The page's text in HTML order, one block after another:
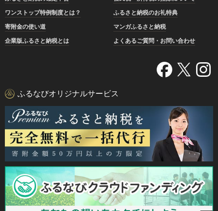
ワンストップ特例制度とは？
ふるさと納税のお礼特典
寄附金の使い道
マンガふるさと納税
企業版ふるさと納税とは
よくあるご質問・お問い合わせ
ふるなびオリジナルサービス